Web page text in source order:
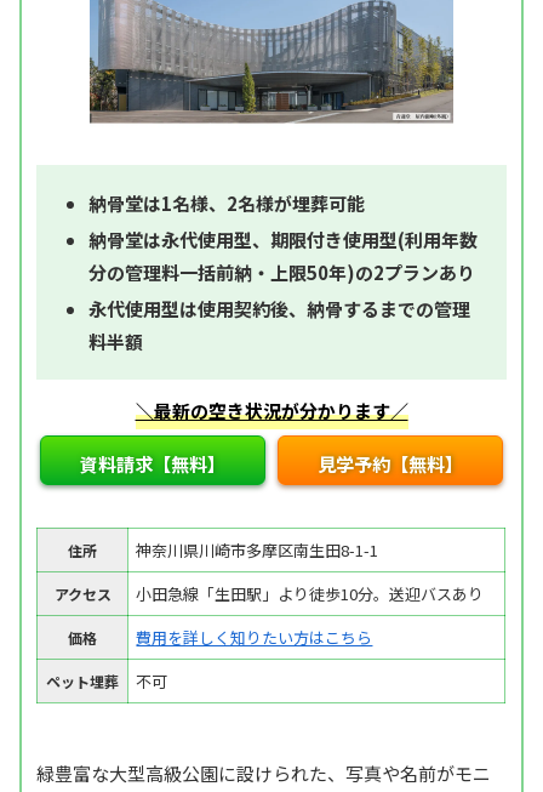
納骨堂は1名様、2名様が埋葬可能
納骨堂は永代使用型、期限付き使用型(利用年数
分の管理料一括前納・上限50年)の2プランあり
永代使用型は使用契約後、納骨するまでの管理
料半額
＼最新の空き状況が分かります／
資料請求【無料】 見学予約【無料】
住所 神奈川県川崎市多摩区南生田8-1-1
アクセス 小田急線「生田駅」より徒歩10分。送迎バスあり
価格 費用を詳しく知りたい方はこちら
ペット埋葬 不可
緑豊富な大型高級公園に設けられた、写真や名前がモニ